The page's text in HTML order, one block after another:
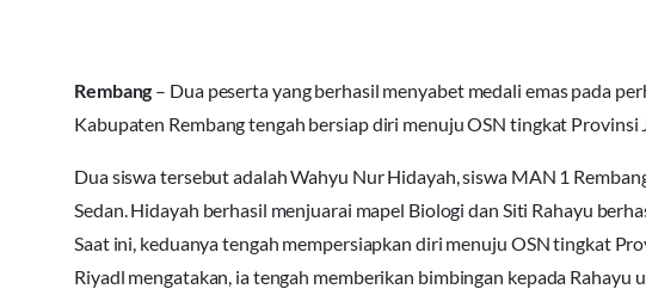
Rembang – Dua peserta yang berhasil menyabet medali emas pada
Kabupaten Rembang tengah bersiap diri menuju OSN tingkat Provinsi
Dua siswa tersebut adalah Wahyu Nur Hidayah, siswa MAN 1
Sedan. Hidayah berhasil menjuarai mapel Biologi dan Siti Rahayu
Saat ini, keduanya tengah mempersiapkan diri menuju OSN tingkat
Riyadl mengatakan, ia tengah memberikan bimbingan kepada